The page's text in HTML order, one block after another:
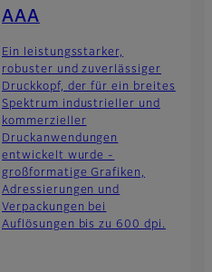
AAA
Ein leistungsstarker,
robuster und zuverlässiger
Druckkopf, der für ein breites
Spektrum industrieller und
kommerzieller
Druckanwendungen
entwickelt wurde -
großformatige Grafiken,
Adressierungen und
Verpackungen bei
Auflösungen bis zu 600 dpi.